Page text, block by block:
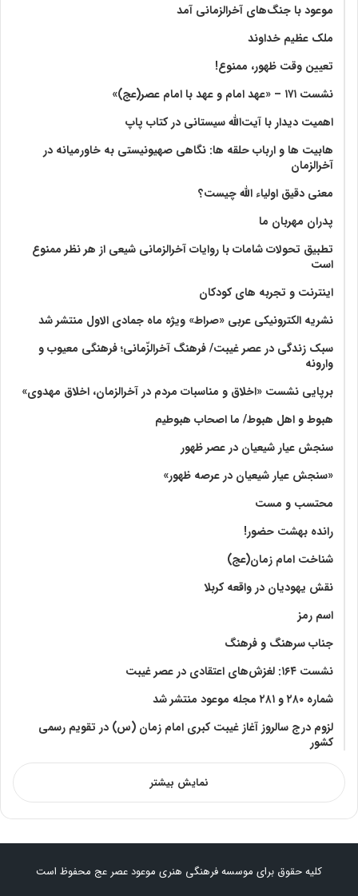
موعود با جنگ‌های آخرالزمانی آمد
ملک عظیم خداوند
تعیین وقت ظهور، ممنوع!
نشست ۱۷۱ – «عهد امام و عهد با امام عصر(عج)»
اهمیت دیدار با آیت‌الله سیستانی در کتاب پاپ
هابیت ها و ارباب حلقه ها: نگاهی صهیونیستی به خاورمیانه در
آخرالزمان
معنی دقیق اولیاء الله چیست؟
پدران مهربان ما
تطبیق تحولات شامات با روایات آخرالزمانی شیعی از هر نظر ممنوع
است
اینترنت و تجربه های کودکان
نشریه الکترونیکی عربی «صراط» ویژه ماه جمادی الاول منتشر شد
سبک زندگی در عصر غیبت/ فرهنگ آخرالزّمانی؛ فرهنگی معیوب و
وارونه
برپایی نشست «اخلاق و مناسبات مردم در آخرالزمان، اخلاق مهدوی»
هبوط و اهل هبوط/ ما اصحاب هبوطیم
سنجش عیار شیعیان در عصر ظهور
«سنجش عیار شیعیان در عرصه ظهور»
محتسب و مست
رانده بهشت‌ حضور!
شناخت امام زمان(عج)
نقش یهودیان در واقعه کربلا
اسم رمز
جناب سرهنگ و فرهنگ
نشست ۱۶۴: لغزش‌های اعتقادی در عصر غیبت
شماره ۲۸۰ و ۲۸۱ مجله موعود منتشر شد
لزوم درج سالروز آغاز غیبت کبری امام زمان (س) در تقویم رسمی
کشور
نمایش بیشتر
کلیه حقوق برای موسسه فرهنگی هنری موعود عصر عج محفوظ است